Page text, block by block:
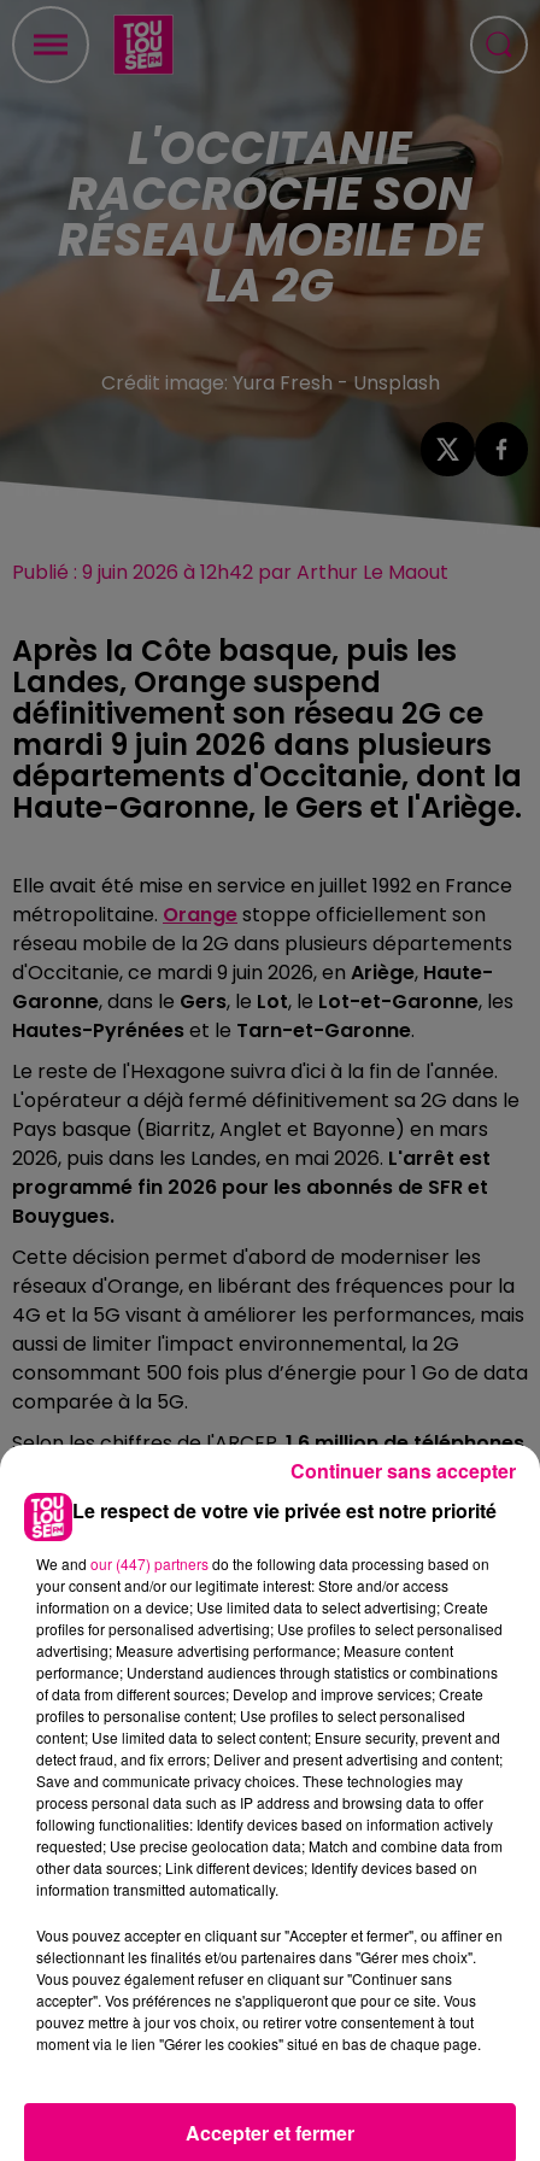
L'OCCITANIE
RACCROCHE SON
RÉSEAU MOBILE DE
LA 2G
Crédit image: Yura Fresh - Unsplash
Publié : 9 juin 2026 à 12h42 par Arthur Le Maout
Après la Côte basque, puis les
Landes, Orange suspend
définitivement son réseau 2G ce
mardi 9 juin 2026 dans plusieurs
départements d'Occitanie, dont la
Haute-Garonne, le Gers et l'Ariège.
Elle avait été mise en service en juillet 1992 en France
métropolitaine. Orangestoppe officiellement son
réseau mobile de la 2G dans plusieurs départements
d'Occitanie, ce mardi 9 juin 2026, en Ariège, Haute-
Garonne, dans le Gers, le Lot, le Lot-et-Garonne, les
Hautes-Pyrénéeset le Tarn-et-Garonne.
Le reste de l'Hexagone suivra d'ici à la fin de l'année.
L'opérateur a déjà fermé définitivement sa 2G dans le
Pays basque (Biarritz, Anglet et Bayonne) en mars
2026, puis dans les Landes, en mai 2026. L'arrêt est
programmé fin 2026 pour les abonnés de SFR et
Bouygues.
Cette décision permet d'abord de moderniser les
réseaux d'Orange, en libérant des fréquences pour la
4G et la 5G visant à améliorer les performances, mais
aussi de limiter l'impact environnemental, la 2G
consommant 500 fois plus d’énergie pour 1 Go de data
comparée à la 5G.
Selon les chiffres de l'ARCEP,1,6 million de téléphones
sont configurés uniquement pour la 2G, à la date de
septembre 2025, en France. Le réseau 3G, lui,
disparaîtra fin 2028.
FILS D'ACTUS
24 juillet 2026
INCENDIE À PLAISANCE-DU-TOUCH : DES
HABITATIONS ÉVACUÉES FACE À...
Alors que la Haute-Garonne est en vigilance
rouge pour risque très élevé de feux de forêt, un
nouvel incendie spectaculaire s'est déclaré ce
vendredi...
Le respect de votre vie privée est notre priorité
We and our (447) partnersdo the following data processing based on
your consent and/or our legitimate interest: Store and/or access
information on a device; Use limited data to select advertising; Create
profiles for personalised advertising; Use profiles to select personalised
advertising; Measure advertising performance; Measure content
performance; Understand audiences through statistics or combinations
of data from different sources; Develop and improve services; Create
profiles to personalise content; Use profiles to select personalised
content; Use limited data to select content; Ensure security, prevent and
detect fraud, and fix errors; Deliver and present advertising and content;
Save and communicate privacy choices. These technologies may
process personal data such as IP address and browsing data to offer
following functionalities: Identify devices based on information actively
requested; Use precise geolocation data; Match and combine data from
other data sources; Link different devices; Identify devices based on
information transmitted automatically.
Vous pouvez accepter en cliquant sur "Accepter et fermer", ou affiner en
sélectionnant les finalités et/ou partenaires dans "Gérer mes choix".
Vous pouvez également refuser en cliquant sur "Continuer sans
accepter". Vos préférences ne s'appliqueront que pour ce site. Vous
pouvez mettre à jour vos choix, ou retirer votre consentement à tout
moment via le lien "Gérer les cookies" situé en bas de chaque page.
Accepter et fermer
Continuer sans accepter